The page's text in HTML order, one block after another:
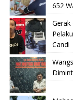
652
Gerak
Candi